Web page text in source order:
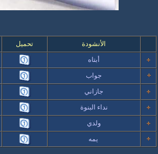
تحميل الأنشودة
أبتاه
جواب
جازاني
نداء البنوة
ولدي